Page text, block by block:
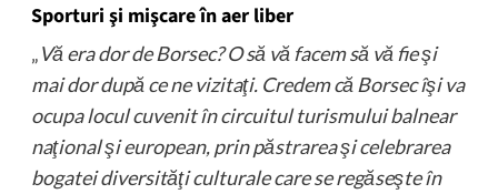
Sporturi şi mişcare în aer liber
„Vă era dor de Borsec? O să vă facem să vă fie şi
mai dor după ce ne vizitaţi. Credem că Borsec îşi va
ocupa locul cuvenit în circuitul turismului balnear
naţional şi european, prin păstrarea şi celebrarea
bogatei diversităţi culturale care se regăseşte în